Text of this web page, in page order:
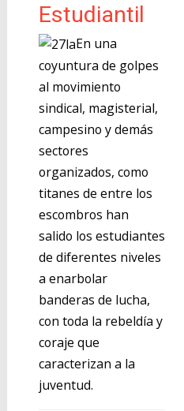
Estudiantil
En una
coyuntura de golpes
al movimiento
sindical, magisterial,
campesino y demás
sectores
organizados, como
titanes de entre los
escombros han
salido los estudiantes
de diferentes niveles
a enarbolar
banderas de lucha,
con toda la rebeldía y
coraje que
caracterizan a la
juventud.